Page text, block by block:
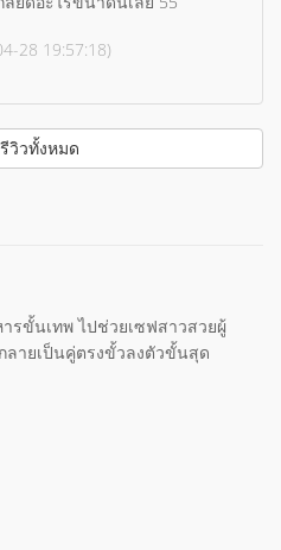
28 19:57:18)
วิวทั้งหมด
รขั้นเทพ ไปช่วยเซฟสาวสวยผู้
ายเป็นคู่ตรงขั้วลงตัวขั้นสุด